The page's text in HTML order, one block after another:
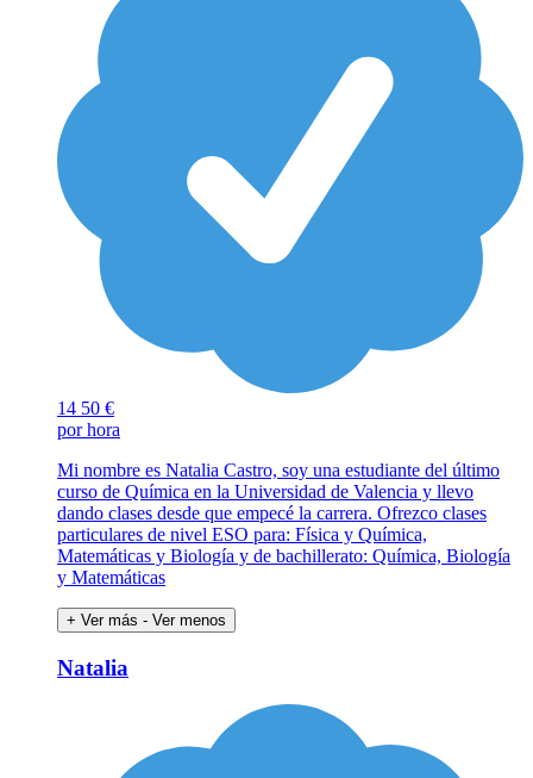
14 50 €
por hora
Mi nombre es Natalia Castro, soy una estudiante del último
curso de Química en la Universidad de Valencia y llevo
dando clases desde que empecé la carrera. Ofrezco clases
particulares de nivel ESO para: Física y Química,
Matemáticas y Biología y de bachillerato: Química, Biología
y Matemáticas
+ Ver más - Ver menos
Natalia